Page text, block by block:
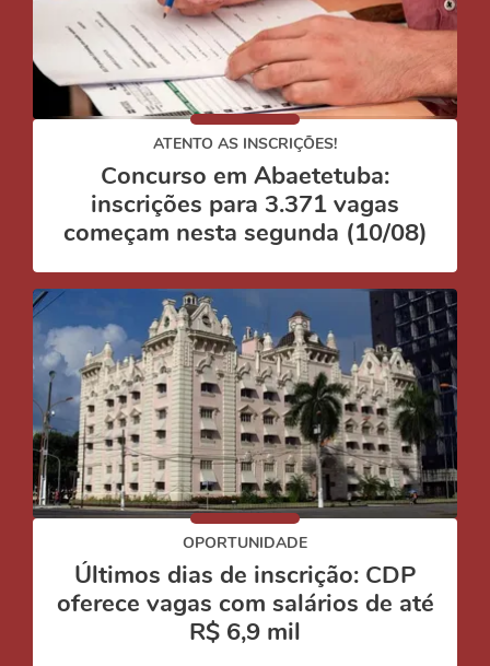
ATENTO AS INSCRIÇÕES!
Concurso em Abaetetuba:
inscrições para 3.371 vagas
começam nesta segunda (10/08)
OPORTUNIDADE
Últimos dias de inscrição: CDP
oferece vagas com salários de até
R$ 6,9 mil